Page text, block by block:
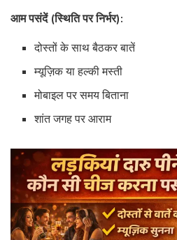
आम पसंदें (स्थिति पर निर्भर):
दोस्तों के साथ बैठकर बातें
म्यूज़िक या हल्की मस्ती
मोबाइल पर समय बिताना
शांत जगह पर आराम